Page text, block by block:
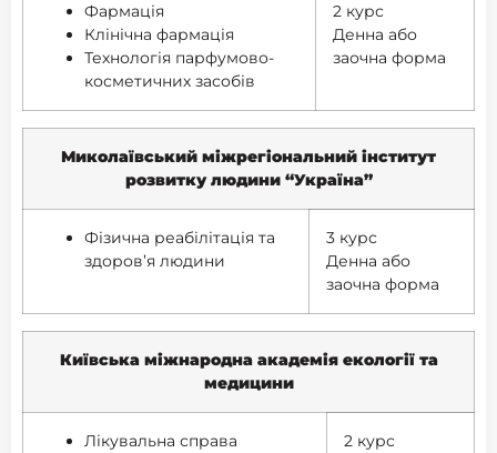
Фармація
Клінічна фармація
Технологія парфумово-
косметичних засобів
2 курс
Денна або
заочна форма
Миколаївський міжрегіональний інститут
розвитку людини “Україна”
Фізична реабілітація та
здоров’я людини
3 курс
Денна або
заочна форма
Київська міжнародна академія екології та
медицини
Лікувальна справа
2 курс